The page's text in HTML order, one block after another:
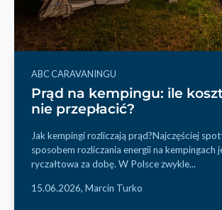
ABC CARAVANINGU
Prąd na kempingu: ile
nie przepłacić?
Jak kempingi rozliczają prąd?Najczęściej
sposobem rozliczania energii na kempingach
ryczałtowa za dobę. W Polsce zwykle...
15.06.2026, Marcin Turko